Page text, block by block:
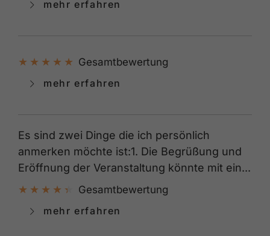
mehr erfahren
Gesamtbewertung
mehr erfahren
Es sind zwei Dinge die ich persönlich
anmerken möchte ist:1. Die Begrüßung und
Eröffnung der Veranstaltung könnte mit ein...
Gesamtbewertung
mehr erfahren